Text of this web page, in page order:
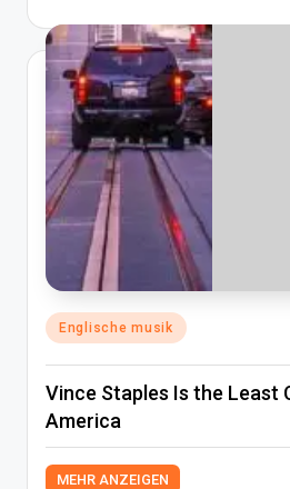
Posted
in
Englische musik
Vince Staples Is the Least
America
MEHR ANZEIGEN